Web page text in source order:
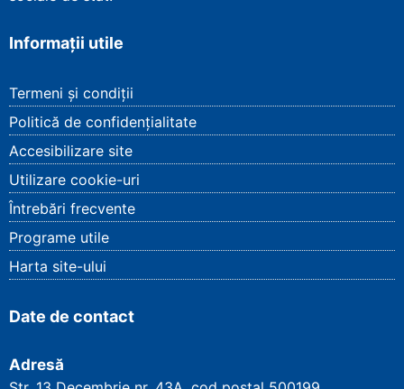
Informații utile
Termeni și condiții
Politică de confidențialitate
Accesibilizare site
Utilizare cookie-uri
Întrebări frecvente
Programe utile
Harta site-ului
Date de contact
Adresă